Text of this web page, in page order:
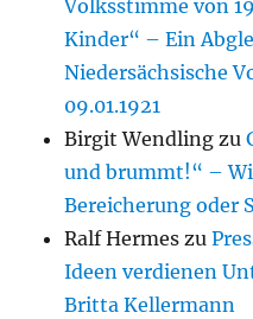
Volksstimme von
Kinder“ – Ein
Niedersächsische
09.01.1921
Birgit Wendling zu
und brummt!“ –
Bereicherung oder
Ralf Hermes zu
Ideen verdienen
Britta Kellermann